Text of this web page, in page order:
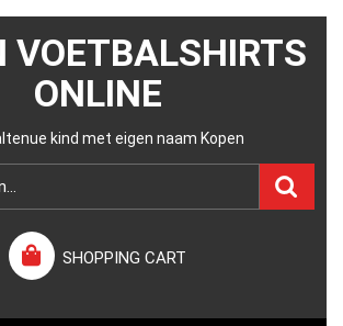
VOETBALSHIRTS
ONLINE
kind met eigen naam Kopen
SHOPPING CART